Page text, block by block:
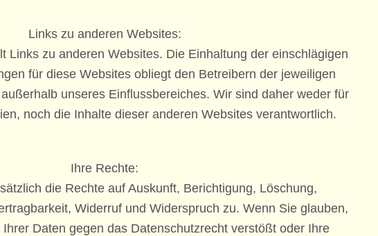
Links zu anderen Websites:
Links zu anderen Websites. Die Einhaltung der einschlägigen
für diese Websites obliegt den Betreibern der jeweiligen
unseres Einflussbereiches. Wir sind daher weder für
noch die Inhalte dieser anderen Websites verantwortlich.
Ihre Rechte:
die Rechte auf Auskunft, Berichtigung, Löschung,
Widerruf und Widerspruch zu. Wenn Sie glauben,
Daten gegen das Datenschutzrecht verstößt oder Ihre